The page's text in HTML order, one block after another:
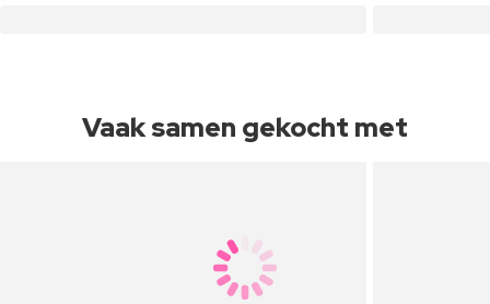
Vaak samen gekocht met